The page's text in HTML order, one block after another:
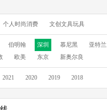
个人时尚消费 文创文具玩具
伯明翰 深圳 慕尼黑
亚特
欧美 东京 新奥尔良
2021 2020 2019 2018